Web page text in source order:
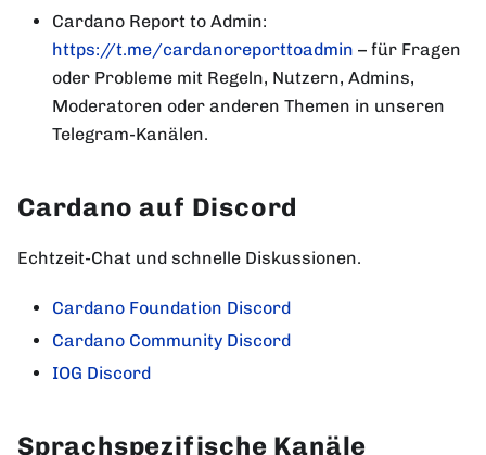
Cardano Report to Admin:
https://t.me/cardanoreporttoadmin – für Fragen
oder Probleme mit Regeln, Nutzern, Admins,
Moderatoren oder anderen Themen in unseren
Telegram-Kanälen.
Cardano auf Discord
Echtzeit-Chat und schnelle Diskussionen.
Cardano Foundation Discord
Cardano Community Discord
IOG Discord
Sprachspezifische Kanäle